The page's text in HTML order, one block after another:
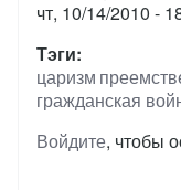
чт, 10/14/2010 -
Тэги
царизм
гражданская
Войдите, чтобы